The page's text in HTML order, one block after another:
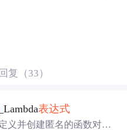
复（33）
_Lambda表达式
义并创建匿名的函数对